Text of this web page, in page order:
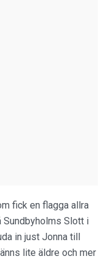
fick en flagga allra
Slott i
in just Jonna till
lite äldre och mer